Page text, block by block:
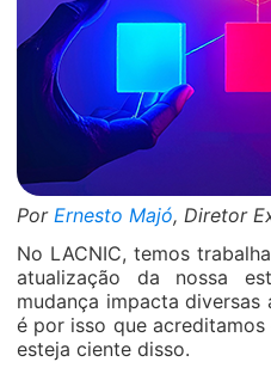
Por Ernesto Majó, Diretor
No LACNIC, temos
atualização da nossa
mudança impacta diversas
é por isso que
esteja ciente disso.